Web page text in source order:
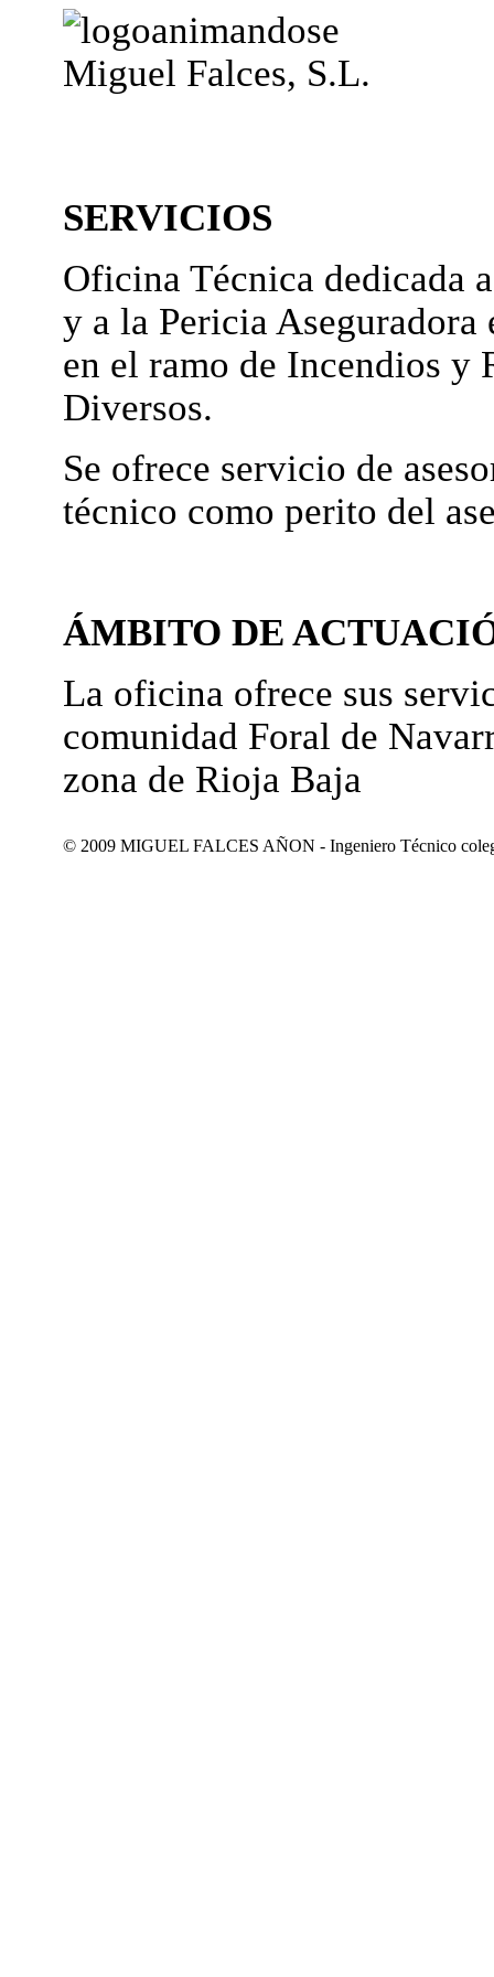
Miguel Falces, S.L.
SERVICIOS
Oficina Técnica dedicada
y a la Pericia Aseguradora
en el ramo de Incendios y
Diversos.
Se ofrece servicio de
técnico como perito del
ÁMBITO DE
La oficina ofrece sus
comunidad Foral de
zona de Rioja Baja
© 2009 MIGUEL FALCES AÑON - Ingeniero Técnico